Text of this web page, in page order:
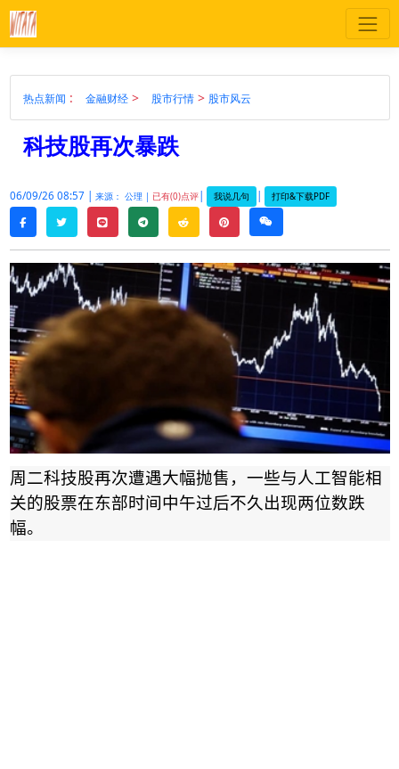
热点新闻 : 金融财经> 股市行情 > 股市风云
科技股再次暴跌
06/09/26 08:57 | 来源： 公理 | 已有(0)点评| 我说几句 | 打印&下载PDF
facebooktwitterline telegramreddit pinterestweixin
周二科技股再次遭遇大幅抛售，一些与人工智能相
关的股票在东部时间中午过后不久出现两位数跌
幅。